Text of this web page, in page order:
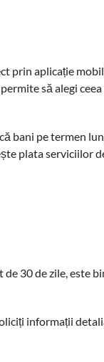
prin aplicație
să alegi
bani pe termen
plata serviciilor
30 de zile, este
informații